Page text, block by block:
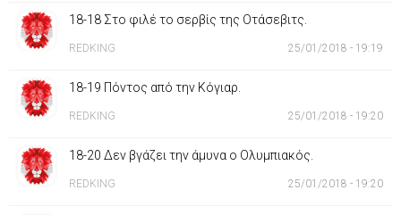
18-18 Στο φιλέ το σερβίς της Οτάσεβιτς.
REDKING 25/01/2018 - 19:19
18-19 Πόντος από την Κόγιαρ.
REDKING 25/01/2018 - 19:20
18-20 Δεν βγάζει την άμυνα ο Ολυμπιακός.
REDKING 25/01/2018 - 19:20